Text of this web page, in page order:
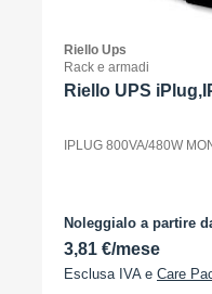
Riello Ups
Rack e armadi
Riello UPS
IPLUG 800VA/480W
Noleggialo a partire
3,81 €/mese
Esclusa IVA e Care